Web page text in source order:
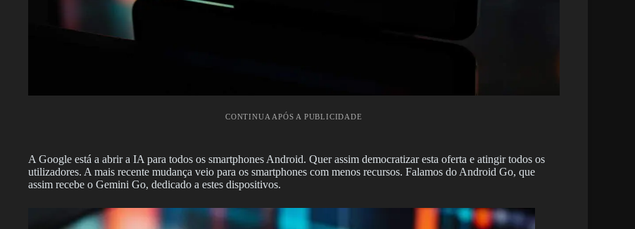
CONTINUA APÓS A PUBLICIDADE
A Google está a abrir a IA para todos os smartphones Android. Quer assim democratizar esta oferta e atingir todos os
utilizadores. A mais recente mudança veio para os smartphones com menos recursos. Falamos do Android Go, que
assim recebe o Gemini Go, dedicado a estes dispositivos.